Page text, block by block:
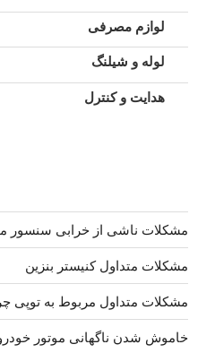
لوازم مصرفی
لوله و شیلنگ
هدایت و کنترل
مشکلات ناشی از خرابی سنسور
مشکلات متداول کنیستر بنزین
مشکلات متداول مربوط به توپی
خاموش شدن ناگهانی موتور